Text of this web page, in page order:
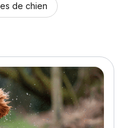
de chien